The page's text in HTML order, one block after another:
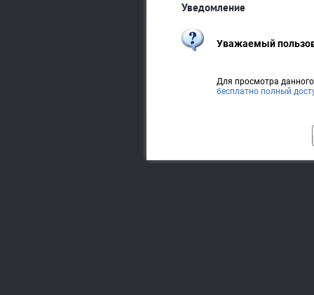
Уведомление
Уважаемый
Для просмотра
бесплатно полный